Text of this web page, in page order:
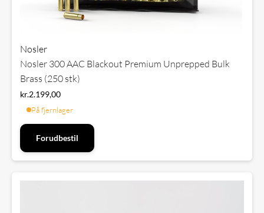
Nosler
Nosler 300 AAC Blackout Premium Unprepped Bulk
Brass (250 stk)
kr.2.199,00
På fjernlager
Forudbestil